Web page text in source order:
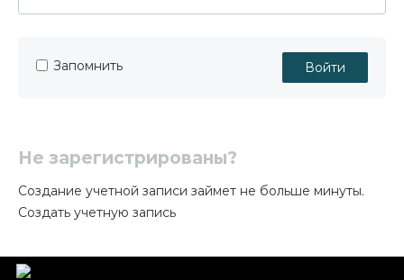
Войти
Запомнить
Не зарегистрированы?
Создание учетной записи займет не больше минуты.
Создать учетную запись